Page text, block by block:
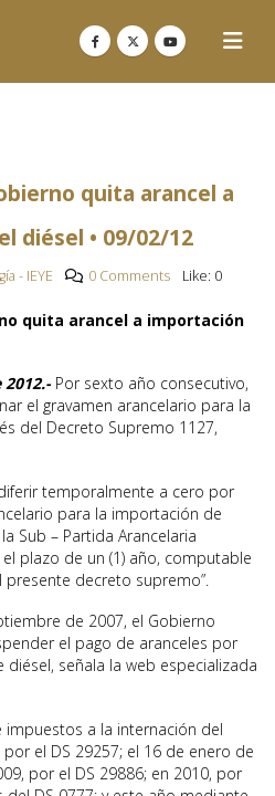
quita arancel a
diésel • 09/02/12
- IEYE 0 Comments Like: 0
quita arancel a importación
Por sexto año consecutivo,
el gravamen arancelario para la
del Decreto Supremo 1127,
temporalmente a cero por
para la importación de
Sub – Partida Arancelaria
el plazo de un (1) año, computable
decreto supremo”.
de 2007, el Gobierno
el pago de aranceles por
señala la web especializada
impuestos a la internación del
el DS 29257; el 16 de enero de
por el DS 29886; en 2010, por